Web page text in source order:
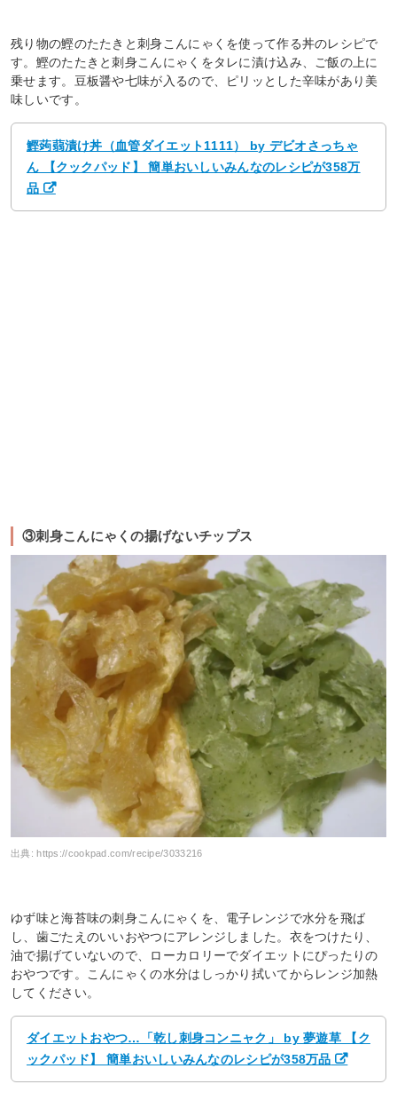
残り物の鰹のたたきと刺身こんにゃくを使って作る丼のレシピで
す。鰹のたたきと刺身こんにゃくをタレに漬け込み、ご飯の上に
乗せます。豆板醤や七味が入るので、ピリッとした辛味があり美
味しいです。
鰹蒟蒻漬け丼（血管ダイエット1111） by デビオさっちゃ
ん 【クックパッド】 簡単おいしいみんなのレシピが358万
品
③刺身こんにゃくの揚げないチップス
出典:https://cookpad.com/recipe/3033216
ゆず味と海苔味の刺身こんにゃくを、電子レンジで水分を飛ば
し、歯ごたえのいいおやつにアレンジしました。衣をつけたり、
油で揚げていないので、ローカロリーでダイエットにぴったりの
おやつです。こんにゃくの水分はしっかり拭いてからレンジ加熱
してください。
ダイエットおやつ…「乾し刺身コンニャク」 by 夢遊草 【ク
ックパッド】 簡単おいしいみんなのレシピが358万品